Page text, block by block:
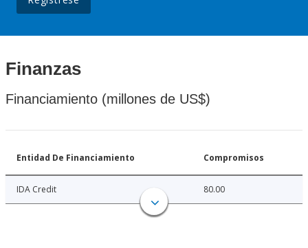
Finanzas
Financiamiento (millones de US$)
Entidad De Financiamiento Compromisos
IDA Credit 80.00